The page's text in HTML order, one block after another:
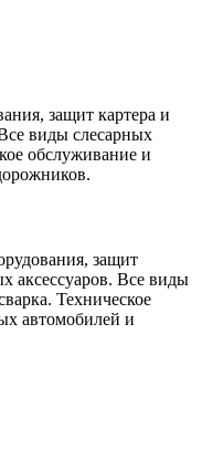
защит картера и
виды слесарных
обслуживание и
защит
аксессуаров. Все виды
Техническое
автомобилей и